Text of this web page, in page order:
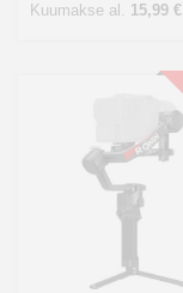
Kuumakse al. 15,99 €